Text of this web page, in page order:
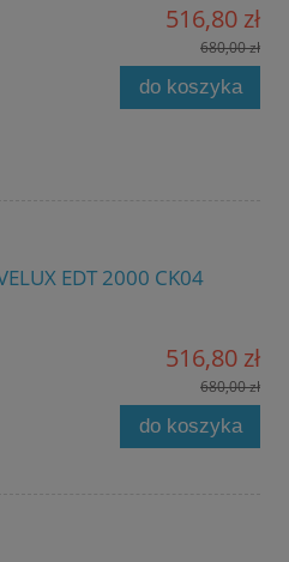
516,80 zł
680,00 zł
do koszyka
EDT 2000 CK04
516,80 zł
680,00 zł
do koszyka